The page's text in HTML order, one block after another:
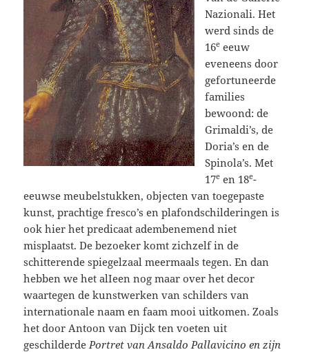
Nazionali. Het
werd sinds de
16e eeuw
eveneens door
gefortuneerde
families
bewoond: de
Grimaldi’s, de
Doria’s en de
Spinola’s. Met
17e en 18e-
eeuwse meubelstukken, objecten van toegepaste
kunst, prachtige fresco’s en plafondschilderingen is
ook hier het predicaat adembenemend niet
misplaatst. De bezoeker komt zichzelf in de
schitterende spiegelzaal meermaals tegen. En dan
hebben we het alIeen nog maar over het decor
waartegen de kunstwerken van schilders van
internationale naam en faam mooi uitkomen. Zoals
het door Antoon van Dijck ten voeten uit
geschilderde Portret van Ansaldo Pallavicino en zijn